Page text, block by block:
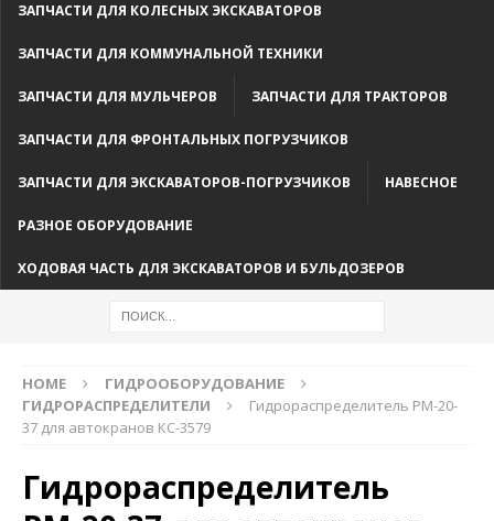
ЗАПЧАСТИ ДЛЯ КОЛЕСНЫХ ЭКСКАВАТОРОВ
ЗАПЧАСТИ ДЛЯ КОММУНАЛЬНОЙ ТЕХНИКИ
ЗАПЧАСТИ ДЛЯ МУЛЬЧЕРОВ ЗАПЧАСТИ ДЛЯ ТРАКТОРОВ
ЗАПЧАСТИ ДЛЯ ФРОНТАЛЬНЫХ ПОГРУЗЧИКОВ
ЗАПЧАСТИ ДЛЯ ЭКСКАВАТОРОВ-ПОГРУЗЧИКОВ НАВЕСНОЕ
РАЗНОЕ ОБОРУДОВАНИЕ
ХОДОВАЯ ЧАСТЬ ДЛЯ ЭКСКАВАТОРОВ И БУЛЬДОЗЕРОВ
HOME
ГИДРООБОРУДОВАНИЕ
ГИДРОРАСПРЕДЕЛИТЕЛИ
Гидрораспределитель РМ-20-
37 для автокранов КС-3579
Гидрораспределитель